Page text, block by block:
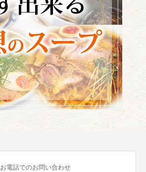
お電話でのお問い合わせ